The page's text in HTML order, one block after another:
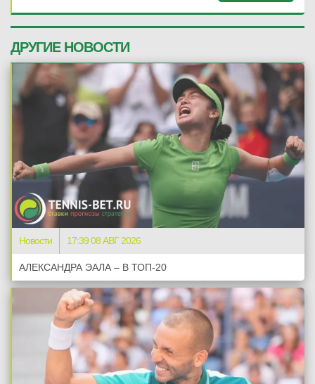
ДРУГИЕ НОВОСТИ
Новости 17:39 08 АВГ 2026
АЛЕКСАНДРА ЭАЛА – В ТОП-20